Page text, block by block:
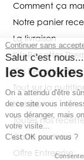
Continuer sans
Salut c'est
les
On a attendu
de ce site vous
vous déranger,
votre visite...
C'est OK pour
Comment ça
Notre panier
La livraison
Kits Recettes
Kits Recettes Bio
Tout sur la
Nos prix
Toutes nos
Carte cadeau
Offre Entreprise